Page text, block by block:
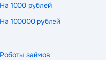
На 1000 рублей
На 100000 рублей
Роботы займов